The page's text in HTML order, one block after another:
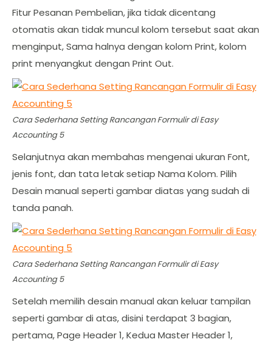
Fitur Pesanan Pembelian, jika tidak dicentang
otomatis akan tidak muncul kolom tersebut saat akan
menginput, Sama halnya dengan kolom Print, kolom
print menyangkut dengan Print Out.
Cara Sederhana Setting Rancangan Formulir di Easy
Accounting 5
Selanjutnya akan membahas mengenai ukuran Font,
jenis font, dan tata letak setiap Nama Kolom. Pilih
Desain manual seperti gambar diatas yang sudah di
tanda panah.
Cara Sederhana Setting Rancangan Formulir di Easy
Accounting 5
Setelah memilih desain manual akan keluar tampilan
seperti gambar di atas, disini terdapat 3 bagian,
pertama, Page Header 1, Kedua Master Header 1,